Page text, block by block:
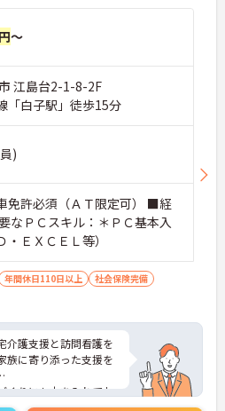
～
江島台2-1-8-2F
「白子駅」徒歩15分
)
免許必須（ＡＴ限定可） ■経
なＰＣスキル：＊ＰＣ基本入
・ＥＸＣＥＬ等）
年間休日110日以上
社会保険完備
介護支援と訪問看護を
族に寄り添った支援を
くりにも力を入れてお
すい職場を目指してい